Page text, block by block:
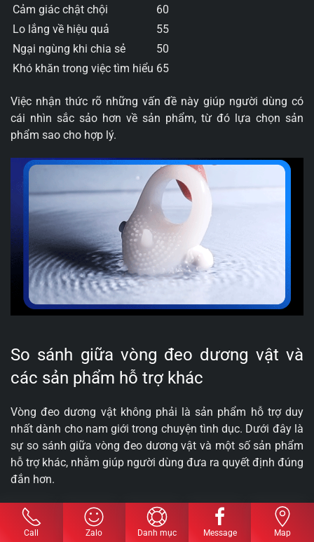
Cảm giác chật chội
60
Lo lắng về hiệu quả
55
Ngại ngùng khi chia sẻ
50
Khó khăn trong việc tìm hiểu 65
Việc nhận thức rõ những vấn đề này giúp người dùng có
cái nhìn sắc sảo hơn về sản phẩm, từ đó lựa chọn sản
phẩm sao cho hợp lý.
So sánh giữa vòng đeo dương vật và
các sản phẩm hỗ trợ khác
Vòng đeo dương vật không phải là sản phẩm hỗ trợ duy
nhất dành cho nam giới trong chuyện tình dục. Dưới đây là
sự so sánh giữa vòng đeo dương vật và một số sản phẩm
hỗ trợ khác, nhằm giúp người dùng đưa ra quyết định đúng
đắn hơn.
Vòng chắn xuất tinh:
Loại sản phẩm này cũng có tác
dụng tương tự nhưng thường được thiết kế có thêm
Call Zalo Danh mục Message Map